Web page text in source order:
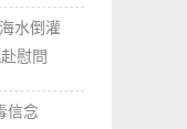
海水倒灌
慰問
信念